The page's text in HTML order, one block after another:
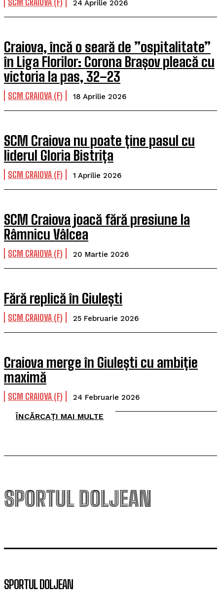
24 Aprilie 2026
Craiova, încă o seară de ”ospitalitate”
în Liga Florilor: Corona Brașov pleacă cu
victoria la pas, 32–23
SCM CRAIOVA (F) 18 Aprilie 2026
SCM Craiova nu poate ține pasul cu
liderul Gloria Bistrița
SCM CRAIOVA (F) 1 Aprilie 2026
SCM Craiova joacă fără presiune la
Râmnicu Vâlcea
SCM CRAIOVA (F) 20 Martie 2026
Fără replică în Giulești
SCM CRAIOVA (F) 25 Februarie 2026
Craiova merge în Giulești cu ambiție
maximă
SCM CRAIOVA (F) 24 Februarie 2026
ÎNCĂRCAȚI MAI MULTE
SPORTUL DOLJEAN
SPORTUL DOLJEAN